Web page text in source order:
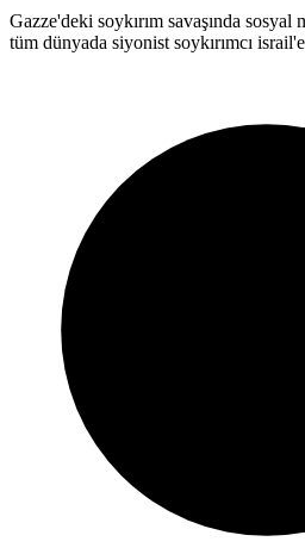
Gazze'deki soykırım savaşında
tüm dünyada siyonist soykırımcı